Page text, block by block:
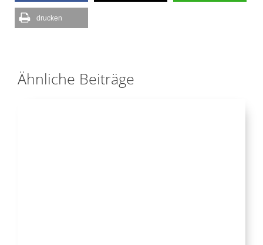
drucken
Ähnliche Beiträge